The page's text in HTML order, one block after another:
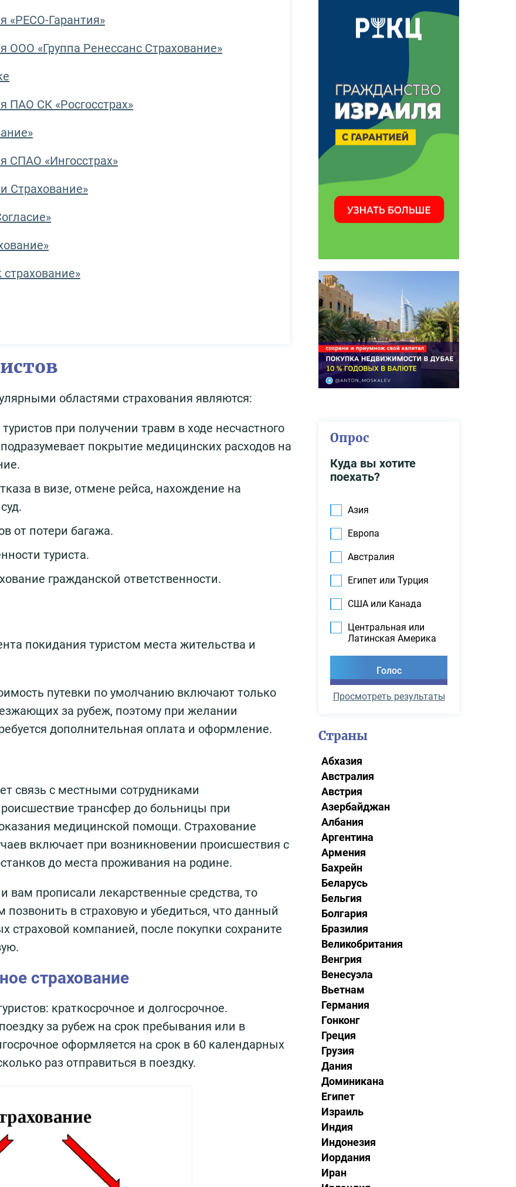
«РЕСО-Гарантия»
ООО «Группа Ренессанс Страхование»
ПАО СК «Росгосстрах»
СПАО «Ингосстрах»
Страхование»
областями страхования являются:
при получении травм в ходе несчастного
покрытие медицинских расходов на
в визе, отмене рейса, нахождение на
от потери багажа.
туриста.
гражданской ответственности.
покидания туристом места жительства и
путевки по умолчанию включают только
за рубеж, поэтому при желании
дополнительная оплата и оформление.
связь с местными сотрудниками
трансфер до больницы при
медицинской помощи. Страхование
включает при возникновении происшествия с
до места проживания на родине.
вам прописали лекарственные средства, то
в страховую и убедиться, что данный
страховой компанией, после покупки сохраните
страхование
краткосрочное и долгосрочное.
за рубеж на срок пребывания или в
оформляется на срок в 60 календарных
раз отправиться в поездку.
Опрос
Куда вы хотите
поехать?
Азия
Европа
Австралия
Египет или Турция
США или Канада
Центральная или
Латинская Америка
Просмотреть результаты
Страны
Абхазия
Австралия
Австрия
Азербайджан
Албания
Аргентина
Армения
Бахрейн
Беларусь
Бельгия
Болгария
Бразилия
Великобритания
Венгрия
Венесуэла
Вьетнам
Германия
Гонконг
Греция
Грузия
Дания
Доминикана
Египет
Израиль
Индия
Индонезия
Иордания
Иран